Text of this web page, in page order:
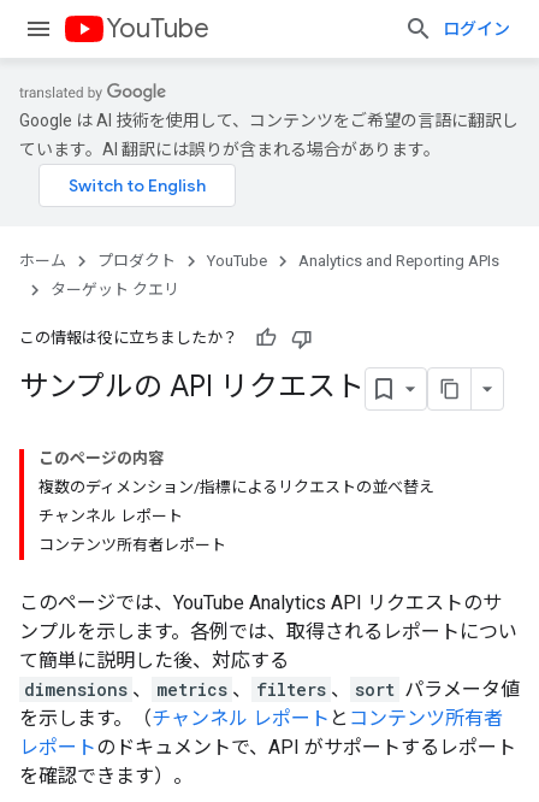
YouTube ログイン
Google は AI 技術を使用して、コンテンツをご希望の言語に翻訳し
ています。AI 翻訳には誤りが含まれる場合があります。
ホーム プロダクト YouTube
Analytics and Reporting APIs
ターゲット クエリ
この情報は役に立ちましたか？
サンプルの API リクエスト
このページの内容
複数のディメンション/指標によるリクエストの並べ替え
チャンネル レポート
コンテンツ所有者レポート
このページでは、YouTube Analytics API リクエストのサ
ンプルを示します。各例では、取得されるレポートについ
て簡単に説明した後、対応する
dimensions 、 metrics 、 filters 、 sort パラメータ値
を示します。（チャンネル レポート と コンテンツ所有者
レポートのドキュメントで、API がサポートするレポート
を確認できます）。